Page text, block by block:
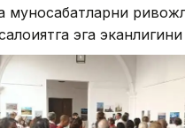
муносабатларни
эга